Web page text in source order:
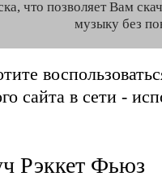
что позволяет Вам
музыку без
сайта в сети -
Рэккет Фьюз